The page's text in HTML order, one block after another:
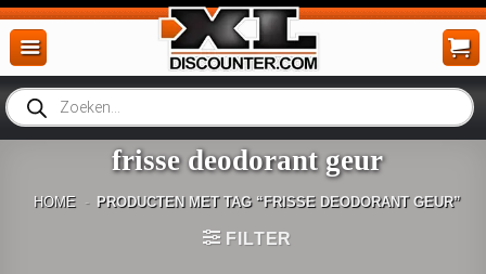
Ga
naar
inhoud
Producten
zoeken
frisse deodorant geur
HOME - PRODUCTEN MET TAG “FRISSE DEODORANT GEUR”
FILTER